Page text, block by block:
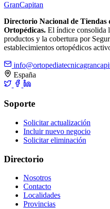
GranCapitan
Directorio Nacional de Tiendas
Ortopédicas. El índice consolida
productos y la cobertura por
establecimientos ortopédicos
España
Soporte
Solicitar actualización
Incluir nuevo negocio
Solicitar eliminación
Directorio
Nosotros
Contacto
Localidades
Provincias